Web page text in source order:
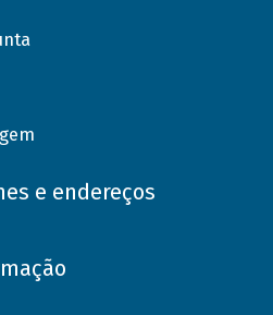
e endereços